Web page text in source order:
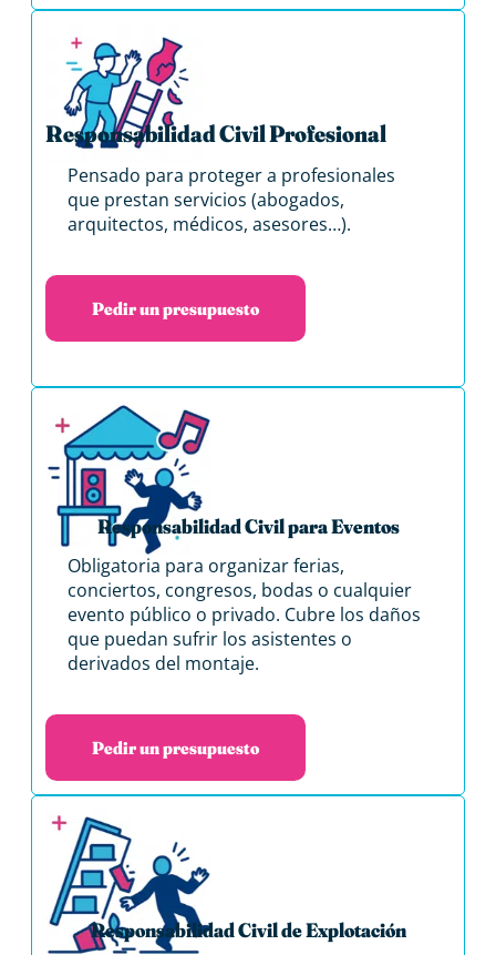
Responsabilidad Civil Profesional
Pensado para proteger a profesionales
que prestan servicios (abogados,
arquitectos, médicos, asesores…).
Pedir un presupuesto
Responsabilidad Civil para Eventos
Obligatoria para organizar ferias,
conciertos, congresos, bodas o cualquier
evento público o privado. Cubre los daños
que puedan sufrir los asistentes o
derivados del montaje.
Pedir un presupuesto
Responsabilidad Civil de Explotación